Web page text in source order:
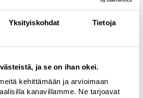
Yksityiskohdat Tietoja
ja se on ihan okei.
kehittämään ja arvioimaan
kanavillamme. Ne tarjoavat
olevat tuotekuvat ovat
ja ne voit ladata suoraan
osoitteesta
Alusvaatteet Lapset
Female Engineering Closely
Myymälät
kehitys Logotypes